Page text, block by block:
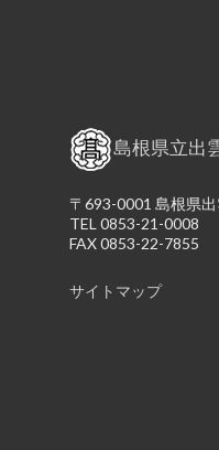
島根県立出
〒693-0001 島根県
TEL 0853-21-0008
FAX 0853-22-7855
サイトマップ